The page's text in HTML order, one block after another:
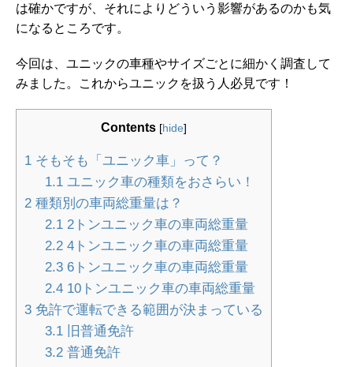
は確かですが、それによりどういう影響があるのかも気
になるところです。
今回は、ユニックの車種やサイズごとに細かく調査して
みました。これからユニックを扱う人必見です！
Contents [hide]
1 そもそも「ユニック車」って？
1.1ユニック車の種類をおさらい！
2 種類別の車両総重量は？
2.12トンユニック車の車両総重量
2.24トンユニック車の車両総重量
2.36トンユニック車の車両総重量
2.410トンユニック車の車両総重量
3 免許で運転できる範囲が決まっている
3.1旧普通免許
3.2普通免許